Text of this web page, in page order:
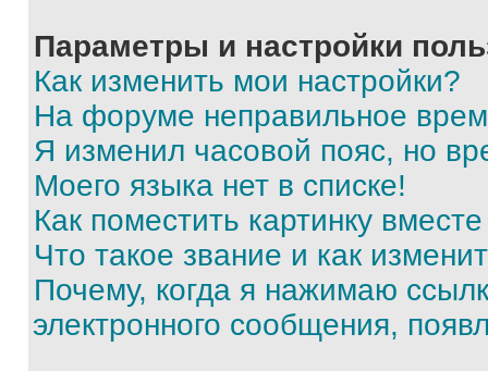
Параметры и настройки
Как изменить мои настройки?
На форуме неправильное
Я изменил часовой пояс, но
Моего языка нет в списке!
Как поместить картинку
Что такое звание и как
Почему, когда я нажимаю
электронного сообщения,